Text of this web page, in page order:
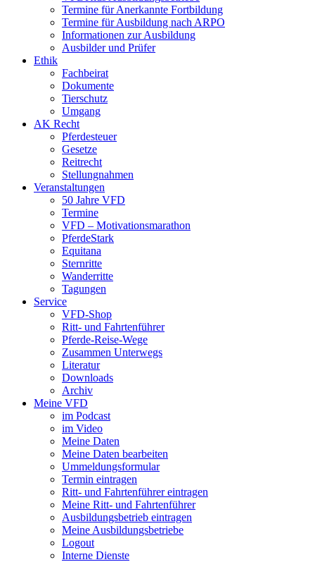
Termine für Anerkannte Fortbildung
Termine für Ausbildung nach ARPO
Informationen zur Ausbildung
Ausbilder und Prüfer
Ethik
Fachbeirat
Dokumente
Tierschutz
Umgang
AK Recht
Pferdesteuer
Gesetze
Reitrecht
Stellungnahmen
Veranstaltungen
50 Jahre VFD
Termine
VFD – Motivationsmarathon
PferdeStark
Equitana
Sternritte
Wanderritte
Tagungen
Service
VFD-Shop
Ritt- und Fahrtenführer
Pferde-Reise-Wege
Zusammen Unterwegs
Literatur
Downloads
Archiv
Meine VFD
im Podcast
im Video
Meine Daten
Meine Daten bearbeiten
Ummeldungsformular
Termin eintragen
Ritt- und Fahrtenführer eintragen
Meine Ritt- und Fahrtenführer
Ausbildungsbetrieb eintragen
Meine Ausbildungsbetriebe
Logout
Interne Dienste